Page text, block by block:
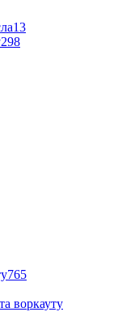
13
298
765
воркауту